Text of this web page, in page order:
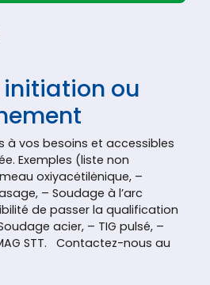
initiation ou
à vos besoins et accessibles
Exemples (liste non
oxiyacėtilėnique, –
– Soudage à l’arc
de passer la qualification
acier, – TIG pulsé, –
STT. Contactez-nous au